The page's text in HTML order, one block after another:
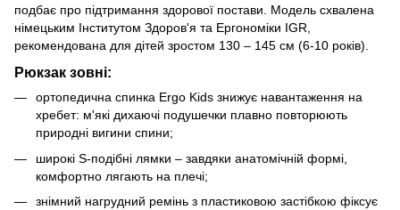
подбає про підтримання здорової постави. Модель схвалена
німецьким Інститутом Здоров'я та Ергономіки IGR,
рекомендована для дітей зростом 130 – 145 см (6-10 років).
Рюкзак зовні:
ортопедична спинка Ergo Kids знижує навантаження на
хребет: м'які дихаючі подушечки плавно повторюють
природні вигини спини;
широкі S-подібні лямки – завдяки анатомічній формі,
комфортно лягають на плечі;
знімний нагрудний ремінь з пластиковою застібкою фіксує